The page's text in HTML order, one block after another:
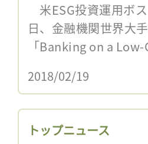
米ESG投資運用ボ
日、金融機関世界大
「Banking on a
2018/02/19
トップニュース